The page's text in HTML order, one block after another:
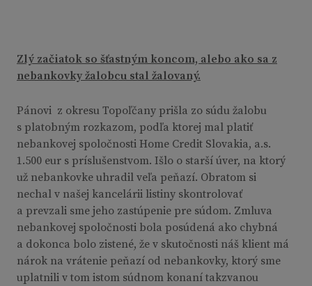
Zlý začiatok so šťastným koncom, alebo ako sa z
nebankovky žalobcu stal žalovaný.
Pánovi z okresu Topoľčany prišla zo súdu žalobu
s platobným rozkazom, podľa ktorej mal platiť
nebankovej spoločnosti Home Credit Slovakia, a.s.
1.500 eur s príslušenstvom. Išlo o starší úver, na ktorý
už nebankovke uhradil veľa peňazí. Obratom si
nechal v našej kancelárii listiny skontrolovať
a prevzali sme jeho zastúpenie pre súdom. Zmluva
nebankovej spoločnosti bola posúdená ako chybná
a dokonca bolo zistené, že v skutočnosti náš klient má
nárok na vrátenie peňazí od nebankovky, ktorý sme
uplatnili v tom istom súdnom konaní takzvanou